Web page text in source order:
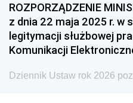
ROZPORZĄDZENIE
z dnia 22 maja 2025 r. w
legitymacji służbowej
Komunikacji
Dziennik Ustaw rok 2026